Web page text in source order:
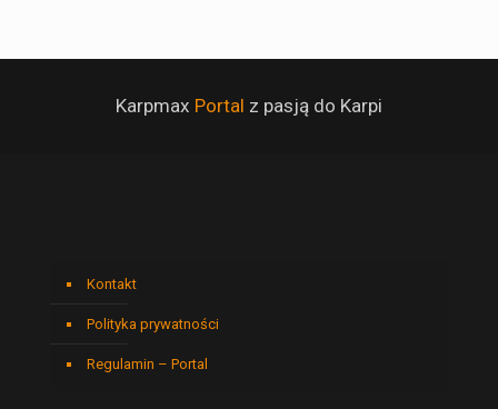
Karpmax Portal z pasją do Karpi
Kontakt
Polityka prywatności
Regulamin – Portal